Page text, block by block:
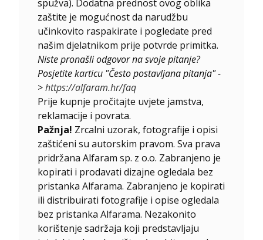
spužva). Dodatna prednost ovog oblika
zaštite je mogućnost da narudžbu
učinkovito raspakirate i pogledate pred
našim djelatnikom prije potvrde primitka.
Niste pronašli odgovor na svoje pitanje?
Posjetite karticu "Često postavljana pitanja" -
>https://alfaram.hr/faq
Prije kupnje pročitajte uvjete jamstva,
reklamacije i povrata.
Pažnja! Zrcalni uzorak, fotografije i opisi
zaštićeni su autorskim pravom. Sva prava
pridržana Alfaram sp. z o.o. Zabranjeno je
kopirati i prodavati dizajne ogledala bez
pristanka Alfarama. Zabranjeno je kopirati
ili distribuirati fotografije i opise ogledala
bez pristanka Alfarama. Nezakonito
korištenje sadržaja koji predstavljaju